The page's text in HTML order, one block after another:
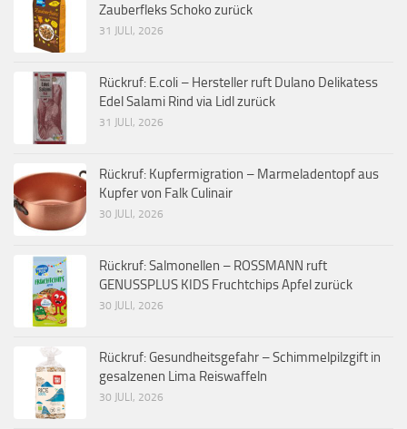
Zauberfleks Schoko zurück
31 JULI, 2026
Rückruf: E.coli – Hersteller ruft Dulano Delikatess
Edel Salami Rind via Lidl zurück
31 JULI, 2026
Rückruf: Kupfermigration – Marmeladentopf aus
Kupfer von Falk Culinair
30 JULI, 2026
Rückruf: Salmonellen – ROSSMANN ruft
GENUSSPLUS KIDS Fruchtchips Apfel zurück
30 JULI, 2026
Rückruf: Gesundheitsgefahr – Schimmelpilzgift in
gesalzenen Lima Reiswaffeln
30 JULI, 2026